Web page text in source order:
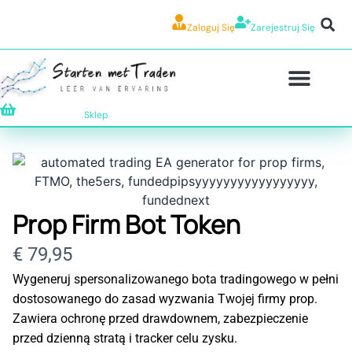
Zaloguj Się Zarejestruj Się
Sklep
Prop Firm Bot Token
Teraz
€ 79,95
Wygeneruj spersonalizowanego bota tradingowego w pełni
dostosowanego do zasad wyzwania Twojej firmy prop.
Zawiera ochronę przed drawdownem, zabezpieczenie
przed dzienną stratą i tracker celu zysku.